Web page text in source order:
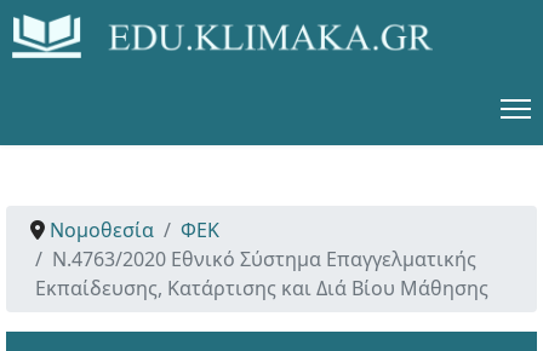
Νομοθεσία
ΦΕΚ
Ν.4763/2020 Εθνικό Σύστημα Επαγγελματικής
Εκπαίδευσης, Κατάρτισης και Διά Βίου Μάθησης